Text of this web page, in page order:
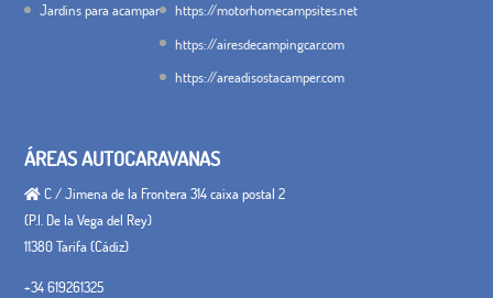
Jardins para acampar
https://motorhomecampsites.net
https://airesdecampingcar.com
https://areadisostacamper.com
ÁREAS AUTOCARAVANAS
C / Jimena de la Frontera 314 caixa postal 2
(P.I. De la Vega del Rey)
11380 Tarifa (Cádiz)
+34 619261325